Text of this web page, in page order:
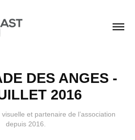
DES ANGES -
2016
et partenaire de l’association
depuis 2016.